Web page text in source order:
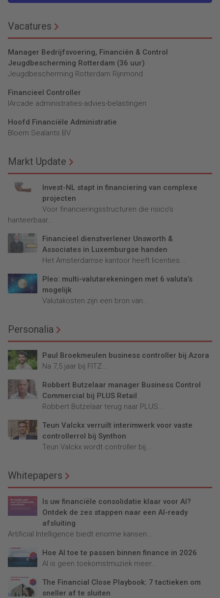
Vacatures
Manager Bedrijfsvoering, Financiën & Control
Jeugdbescherming Rotterdam (36 uur)
Jeugdbescherming Rotterdam Rijnmond
Financieel Controller
lArcade administraties-advies-belastingen
Hoofd Financiële Administratie
Bloem Sealants BV
Markt Update
Invest-NL stapt in financiering van complexe
projecten
Voor financieringsstructuren die risico’s
hanteerbaar...
Financieel dienstverlener Unsworth &
Associates in Luxemburgse handen
Het Amsterdamse kantoor heeft licenties...
Pleo: multi-valutarekeningen met 6 valuta’s
mogelijk
Valutakosten zijn een bron van...
Personalia
Paul Broekmeulen business controller bij Azora
Na 7,5 jaar bij FITZ...
Robbert Butzelaar manager Business Control
Commercial bij PLUS Retail
Robbert Butzelaar terug naar PLUS...
Teun Valckx verruilt interimwerk voor vaste
controllerrol bij Synthon
Teun Valckx wordt controller bij...
Whitepapers
Is uw financiële consolidatie klaar voor AI?
Ontdek de zes stappen naar een AI-ready
afsluiting
Artificial Intelligence biedt enorme kansen...
Hoe AI toe te passen binnen finance in 2026
AI is geen toekomstmuziek meer...
The Financial Close Playbook: 7 tactieken om
sneller af te sluiten